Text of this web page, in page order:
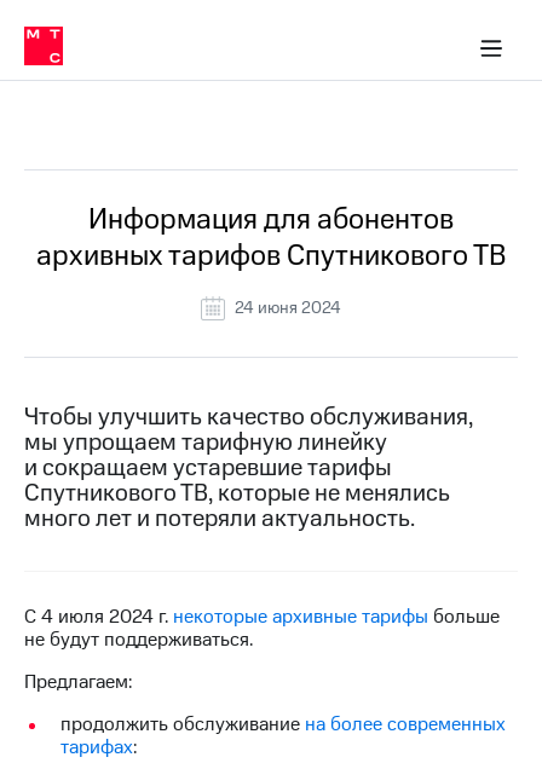
связь
Сервисы и подписки
30% на связь
кабинеты
Мобильная
и
Спутниковое
ТВ
номер
в МТС
Тарифы
Роуминг
Семейная
группа
Заказать
SIM-
в МТС
Услуги
приложение
Мой
МТС
Акции
Скидка 30%
Тарифы
RED,
РИИЛ
и МТС
дешевле
при
Информация для абонентов
архивных тарифов Спутникового ТВ
24 июня 2024
Чтобы улучшить качество обслуживания,
мы упрощаем тарифную линейку
и сокращаем устаревшие тарифы
Спутникового ТВ, которые не менялись
много лет и потеряли актуальность.
С 4 июля 2024 г. некоторые архивные тарифы больше
не будут поддерживаться.
Предлагаем:
продолжить обслуживание на более современных
тарифах: